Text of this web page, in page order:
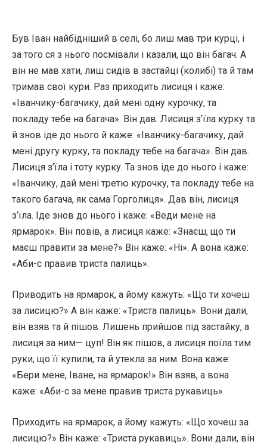
Був Іван найбідніший в селі, бо лиш мав три курці, і
за того ся з нього посмівали і казали, що він багач. А
він не мав хати, лиш сидів в застайці (колибі) та й там
тримав свої кури. Раз приходить лисиця і каже:
«Іванчику-багачику, дай мені одну курочку, та
покладу тебе на багача». Він дав. Лисиця з’їла курку та
й знов іде до нього й каже: «Іванчику-багачику, дай
мені другу курку, та покладу тебе на багача». Він дав.
Лисиця з’їла і тоту курку. Та знов іде до нього і каже:
«Іванчику, дай мені третю курочку, та покладу тебе на
такого багача, як сама Горголиця». Дав він, лисиця
з’їла. Іде знов до нього і каже: «Веди мене на
ярмарок». Він повів, а лисиця каже: «Знаєш, що ти
маєш правити за мене?» Він каже: «Ні». А вона каже:
«Аби-с правив триста палиць».
Приводить на ярмарок, а йому кажуть: «Що ти хочеш
за лисицю?» А він каже: «Триста палиць». Вони дали,
він взяв та й пішов. Лишень прийшов під застайку, а
лисиця за ним— цуп! Він як пішов, а лисиця поїла тим
руки, що її купили, та й утекла за ним. Вона каже:
«Бери мене, Іване, на ярмарок!» Він взяв, а вона
каже: «Аби-с за мене правив триста рукавиць».
Приходить на ярмарок, а йому кажуть: «Що хочеш за
лисицю?» Він каже: «Триста рукавиць». Вони дали, він